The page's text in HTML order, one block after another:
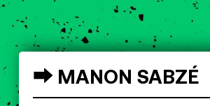
⮕ MANON SABZÉ